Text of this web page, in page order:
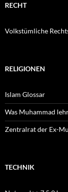
RECHT
Volkstümliche
RELIGIONEN
Islam Glossar
Was Muhammad
Zentralrat der Ex-
TECHNIK